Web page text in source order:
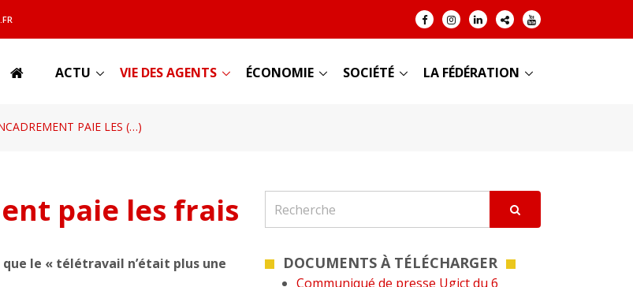
ACTU VIE DES AGENTS ÉCONOMIE SOCIÉTÉ LA FÉDÉRATION
PAIE LES (…)
paie les frais
le « télétravail n’était plus une
DOCUMENTS À TÉLÉCHARGER
Communiqué de presse Ugict du 6